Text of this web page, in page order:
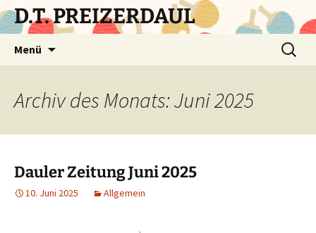
Zum
InhaltD.T. PREIZERDAUL
Menü
Suchen
nach:
Archiv des Monats: Juni 2025
Dauler Zeitung Juni 2025
10. Juni 2025 Allgemein